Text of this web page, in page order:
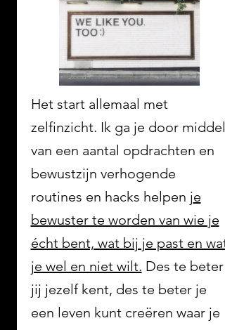
Het start allemaal met
zelfinzicht. Ik ga je door middel
van een aantal opdrachten en
bewustzijn verhogende
routines en hacks helpen je
bewuster te worden van wie je
écht bent, wat bij je past en wat
je wel en niet wilt. Des te beter
jij jezelf kent, des te beter je
een leven kunt creëren waar je